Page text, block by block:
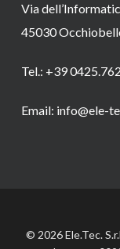
Via
45030
Tel.: +39
Email: info@ele-
© 2026 Ele.Tec.